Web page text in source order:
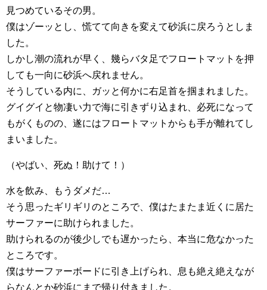
見つめているその男。
僕はゾーッとし、慌てて向きを変えて砂浜に戻ろうとしま
した。
しかし潮の流れが早く、幾らバタ足でフロートマットを押
しても一向に砂浜へ戻れません。
そうしている内に、ガッと何かに右足首を掴まれました。
グイグイと物凄い力で海に引きずり込まれ、必死になって
もがくものの、遂にはフロートマットからも手が離れてし
まいました。
（やばい、死ぬ！助けて！）
水を飲み、もうダメだ…
そう思ったギリギリのところで、僕はたまたま近くに居た
サーファーに助けられました。
助けられるのが後少しでも遅かったら、本当に危なかった
ところです。
僕はサーファーボードに引き上げられ、息も絶え絶えなが
らなんとか砂浜にまで帰り付きました。